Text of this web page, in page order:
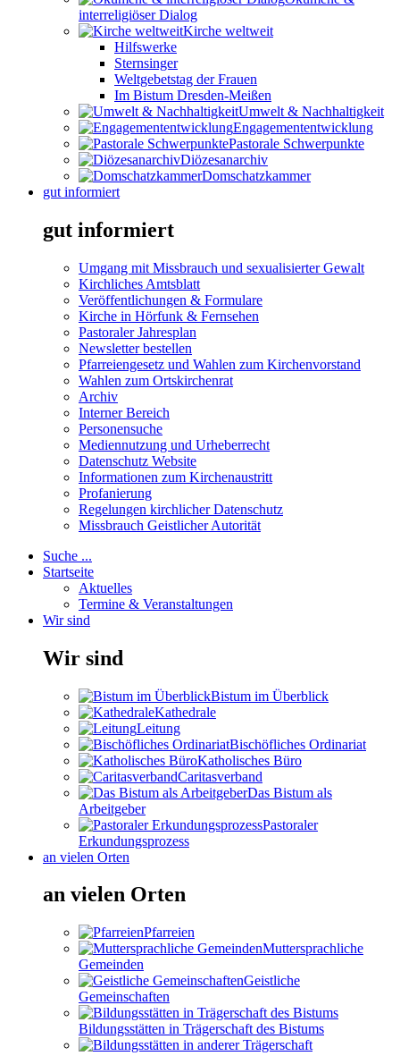
interreligiöser Dialog
Kirche weltweit
Hilfswerke
Sternsinger
Weltgebetstag der Frauen
Im Bistum Dresden-Meißen
Umwelt & Nachhaltigkeit
Engagemententwicklung
Pastorale Schwerpunkte
Diözesanarchiv
Domschatzkammer
gut informiert
gut informiert
Umgang mit Missbrauch und sexualisierter Gewalt
Kirchliches Amtsblatt
Veröffentlichungen & Formulare
Kirche in Hörfunk & Fernsehen
Pastoraler Jahresplan
Newsletter bestellen
Pfarreiengesetz und Wahlen zum Kirchenvorstand
Wahlen zum Ortskirchenrat
Archiv
Interner Bereich
Personensuche
Mediennutzung und Urheberrecht
Datenschutz Website
Informationen zum Kirchenaustritt
Profanierung
Regelungen kirchlicher Datenschutz
Missbrauch Geistlicher Autorität
Suche ...
Startseite
Aktuelles
Termine & Veranstaltungen
Wir sind
Wir sind
Bistum im Überblick
Kathedrale
Leitung
Bischöfliches Ordinariat
Katholisches Büro
Caritasverband
Das Bistum als
Arbeitgeber
Pastoraler
Erkundungsprozess
an vielen Orten
an vielen Orten
Pfarreien
Muttersprachliche
Gemeinden
Geistliche
Gemeinschaften
Bildungsstätten in Trägerschaft des Bistums